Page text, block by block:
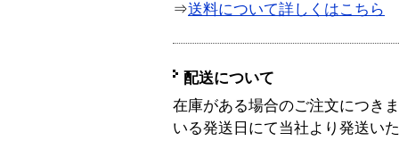
⇒送料について詳しくはこちら
配送について
在庫がある場合のご注文につき
いる発送日にて当社より発送い